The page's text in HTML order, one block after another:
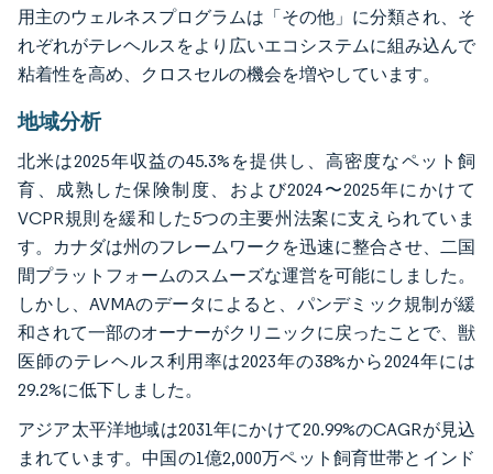
用主のウェルネスプログラムは「その他」に分類され、そ
れぞれがテレヘルスをより広いエコシステムに組み込んで
粘着性を高め、クロスセルの機会を増やしています。
地域分析
北米は2025年収益の45.3%を提供し、高密度なペット飼
育、成熟した保険制度、および2024〜2025年にかけて
VCPR規則を緩和した5つの主要州法案に支えられていま
す。カナダは州のフレームワークを迅速に整合させ、二国
間プラットフォームのスムーズな運営を可能にしました。
しかし、AVMAのデータによると、パンデミック規制が緩
和されて一部のオーナーがクリニックに戻ったことで、獣
医師のテレヘルス利用率は2023年の38%から2024年には
29.2%に低下しました。
アジア太平洋地域は2031年にかけて20.99%のCAGRが見込
まれています。中国の1億2,000万ペット飼育世帯とインド